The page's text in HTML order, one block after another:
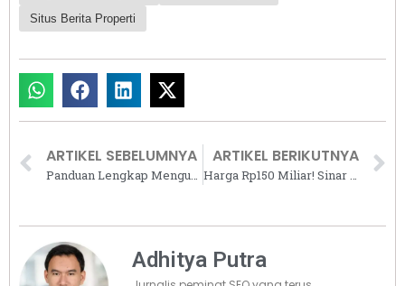
Situs Berita Properti
ARTIKEL SEBELUMNYA
Panduan Lengkap Mengurus Sertifikat Tanah yang Hilang, Simak Langkah-langkahnya
ARTIKEL BERIKUTNYA
Harga Rp150 Miliar! Sinar Mas Land Rilis Island Villa, Rumah Super Mewah di NavaPark, BSD City
Adhitya Putra